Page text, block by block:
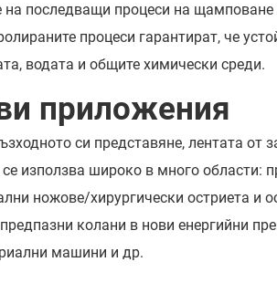
последващи процеси на
процеси гарантират, че
водата и общите химически среди.
приложения
си представяне, лентата
използва широко в много области:
ножове/хирургически остриета и
колани в нови енергийни
машини и др.